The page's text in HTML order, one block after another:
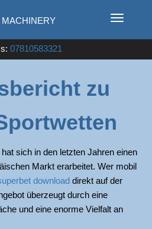
T
g
i
g
a
i
07810583321
zu
sich in den letzten Jahren einen
Markt erarbeitet. Wer mobil
download direkt auf der
überzeugt durch eine
und eine enorme Vielfalt an